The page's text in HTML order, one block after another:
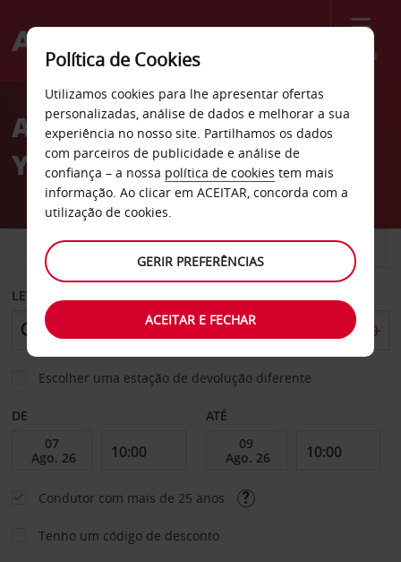
Menu
Welcome
AvisAluguer de carros Hotel
Yousser em Trípoli
CARRO COMERCIAIS
LEVANTAR EM
Escolher uma estação de devolução diferente
DE ATÉ
Condutor com mais de 25 anos
Tenho um código de desconto
Política de Cookies
Utilizamos cookies para lhe apresentar ofertas
personalizadas, análise de dados e melhorar a sua
experiência no nosso site. Partilhamos os dados
com parceiros de publicidade e análise de
confiança – a nossa política de cookies tem mais
informação. Ao clicar em ACEITAR, concorda com a
utilização de cookies.
GERIR PREFERÊNCIAS
ACEITAR E FECHAR